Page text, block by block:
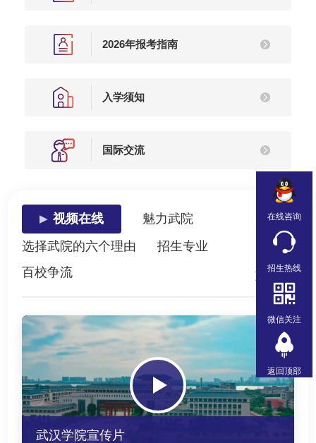
在线咨询
招生热线
微信关注
返回顶部
2026年报考指南
入学须知
国际交流
视频在线
魅力武院
选择武院的六个理由
招生专业
百校争流
更多 >>>
武汉学院宣传片